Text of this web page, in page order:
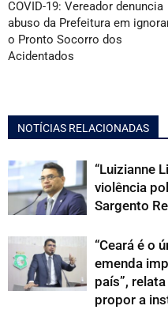
COVID-19: Vereador denuncia
abuso da Prefeitura em
o Pronto Socorro dos
Acidentados
NOTÍCIAS RELACIONADAS
“Luizianne
violência
Sargento
“Ceará é o
emenda
país”,
propor a